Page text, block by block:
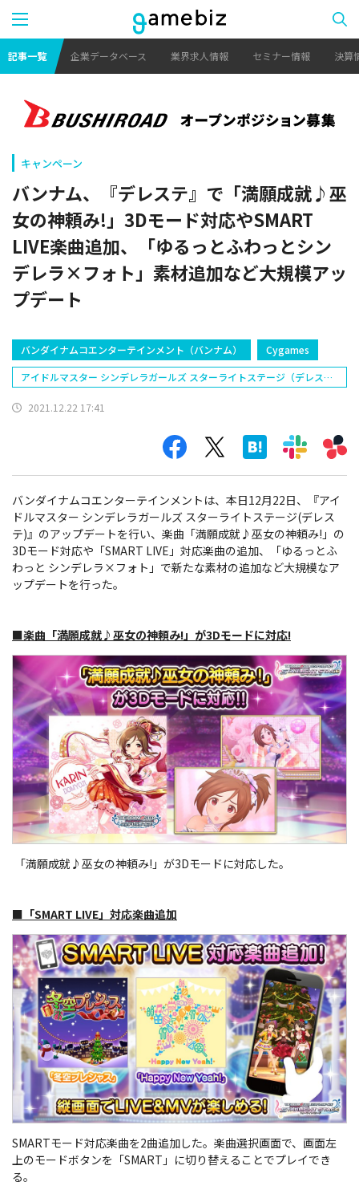
記事一覧 企業データベース 業界求人情報 セミナー情報 決算
キャンペーン
バンナム、『デレステ』で「満願成就♪巫
女の神頼み!」3Dモード対応やSMART
LIVE楽曲追加、「ゆるっとふわっとシン
デレラ×フォト」素材追加など大規模アッ
プデート
バンダイナムコエンターテインメント（バンナム）
Cygames
アイドルマスター シンデレラガールズ スターライトステージ（デレス
2021.12.22 17:41
バンダイナムコエンターテインメントは、本日12月22日、『アイ
ドルマスター シンデレラガールズ スターライトステージ(デレス
テ)』のアップデートを行い、楽曲「満願成就♪巫女の神頼み!」の
3Dモード対応や「SMART LIVE」対応楽曲の追加、「ゆるっとふ
わっと シンデレラ×フォト」で新たな素材の追加など大規模なア
ップデートを行った。
■楽曲「満願成就♪巫女の神頼み!」が3Dモードに対応!
「満願成就♪巫女の神頼み!」が3Dモードに対応した。
■「SMART LIVE」対応楽曲追加
SMARTモード対応楽曲を2曲追加した。楽曲選択画面で、画面左
上のモードボタンを「SMART」に切り替えることでプレイでき
る。